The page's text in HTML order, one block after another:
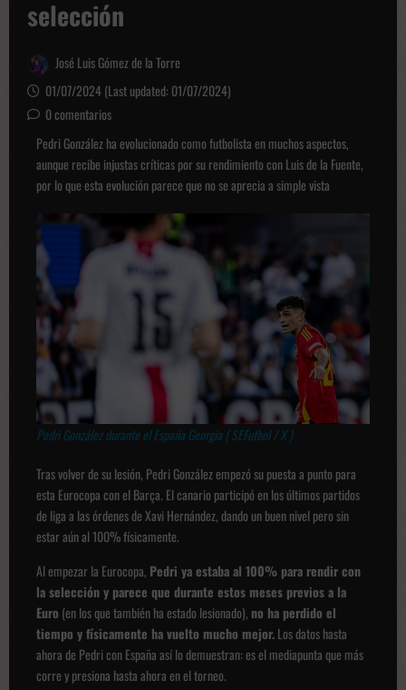
selección
José Luis Gómez de la Torre
01/07/2024 (Last updated: 01/07/2024)
0 comentarios
Pedri González ha evolucionado como futbolista en muchos aspectos,
aunque recibe injustas críticas por su rendimiento con Luis de la Fuente,
por lo que esta evolución parece que no se aprecia a simple vista
Pedri González durante el España Georgia ( SEFutbol / X )
Tras volver de su lesión, Pedri González empezó su puesta a punto para
esta Eurocopa con el Barça. El canario participó en los últimos partidos
de liga a las órdenes de Xavi Hernández, dando un buen nivel pero sin
estar aún al 100% físicamente.
Al empezar la Eurocopa, Pedri ya estaba al 100% para rendir con
la selección y parece que durante estos meses previos a la
Euro (en los que también ha estado lesionado), no ha perdido el
tiempo y físicamente ha vuelto mucho mejor.Los datos hasta
ahora de Pedri con España así lo demuestran: es el mediapunta que más
corre y presiona hasta ahora en el torneo.